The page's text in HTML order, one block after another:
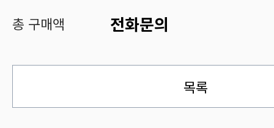
총 구매액 전화문의
목록